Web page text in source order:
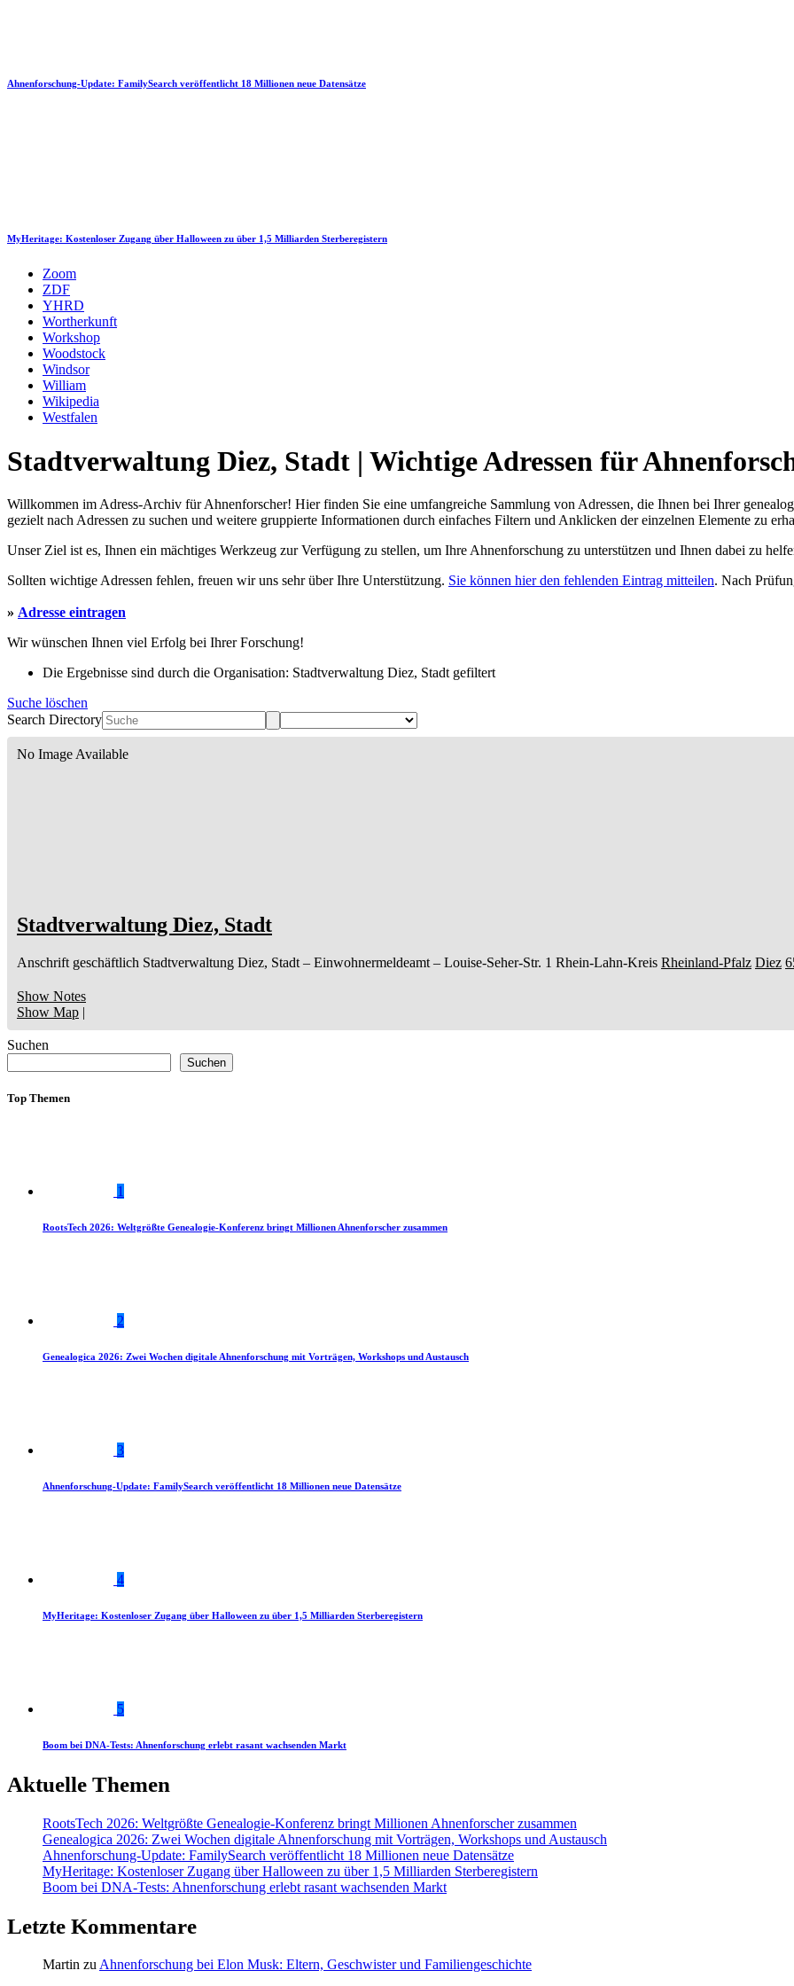
Ahnenforschung-Update: FamilySearch veröffentlicht 18 Millionen neue Datensätze
MyHeritage: Kostenloser Zugang über Halloween zu über 1,5 Milliarden Sterberegistern
Zoom
ZDF
YHRD
Wortherkunft
Workshop
Woodstock
Windsor
William
Wikipedia
Westfalen
Stadtverwaltung Diez, Stadt | Wichtige Adressen für
Willkommen im Adress-Archiv für Ahnenforscher! Hier finden Sie eine umfangreiche Sammlung von Adressen, die Ihnen bei Ihrer
gezielt nach Adressen zu suchen und weitere gruppierte Informationen durch einfaches Filtern und Anklicken der einzelnen Elemente zu
Unser Ziel ist es, Ihnen ein mächtiges Werkzeug zur Verfügung zu stellen, um Ihre Ahnenforschung zu unterstützen und Ihnen dabei zu
Sollten wichtige Adressen fehlen, freuen wir uns sehr über Ihre Unterstützung. Sie können hier den fehlenden Eintrag mitteilen. Nach
» Adresse eintragen
Wir wünschen Ihnen viel Erfolg bei Ihrer Forschung!
Die Ergebnisse sind durch die Organisation: Stadtverwaltung Diez, Stadt gefiltert
Suche löschen
Search Directory
No Image Available
Stadtverwaltung Diez, Stadt
Anschrift geschäftlich Stadtverwaltung Diez, Stadt – Einwohnermeldeamt – Louise-Seher-Str. 1 Rhein-Lahn-Kreis Rheinland-Pfalz Diez
Show Notes
Show Map |
Suchen
Suchen
Top Themen
1
RootsTech 2026: Weltgrößte Genealogie-Konferenz bringt Millionen Ahnenforscher zusammen
2
Genealogica 2026: Zwei Wochen digitale Ahnenforschung mit Vorträgen, Workshops und Austausch
3
Ahnenforschung-Update: FamilySearch veröffentlicht 18 Millionen neue Datensätze
4
MyHeritage: Kostenloser Zugang über Halloween zu über 1,5 Milliarden Sterberegistern
5
Boom bei DNA-Tests: Ahnenforschung erlebt rasant wachsenden Markt
Aktuelle Themen
RootsTech 2026: Weltgrößte Genealogie-Konferenz bringt Millionen Ahnenforscher zusammen
Genealogica 2026: Zwei Wochen digitale Ahnenforschung mit Vorträgen, Workshops und Austausch
Ahnenforschung-Update: FamilySearch veröffentlicht 18 Millionen neue Datensätze
MyHeritage: Kostenloser Zugang über Halloween zu über 1,5 Milliarden Sterberegistern
Boom bei DNA-Tests: Ahnenforschung erlebt rasant wachsenden Markt
Letzte Kommentare
Martin zu Ahnenforschung bei Elon Musk: Eltern, Geschwister und Familiengeschichte